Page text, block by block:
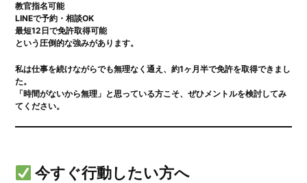
教官指名可能
LINEで予約・相談OK
最短12日で免許取得可能
という圧倒的な強みがあります。
私は仕事を続けながらでも無理なく通え、約1ヶ月半で免許を取得できまし
た。
「時間がないから無理」と思っている方こそ、ぜひメントルを検討してみ
てください。
今すぐ行動したい方へ